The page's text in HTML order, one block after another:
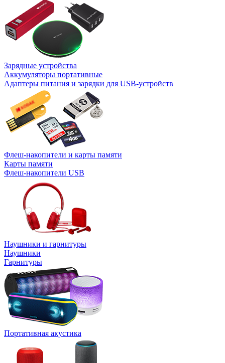
Зарядные устройства
Аккумуляторы портативные
Адаптеры питания и зарядки для USB-устройств
Флеш-накопители и карты памяти
Карты памяти
Флеш-накопители USB
Наушники и гарнитуры
Наушники
Гарнитуры
Портативная акустика